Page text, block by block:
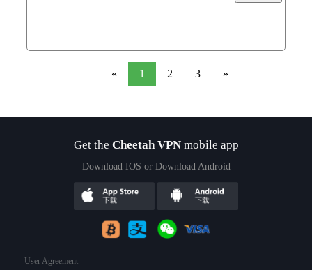
« 1 2 3 »
Get the Cheetah VPN mobile app
Download IOS or Download Android
User Agreement